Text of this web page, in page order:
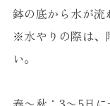
鉢の底から水が流
※水やりの際は、
い。